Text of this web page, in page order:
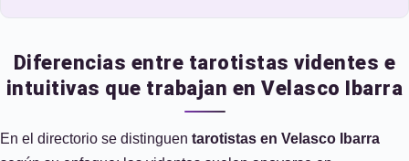
Diferencias entre tarotistas videntes e
intuitivas que trabajan en Velasco Ibarra
En el directorio se distinguen tarotistas en Velasco Ibarra